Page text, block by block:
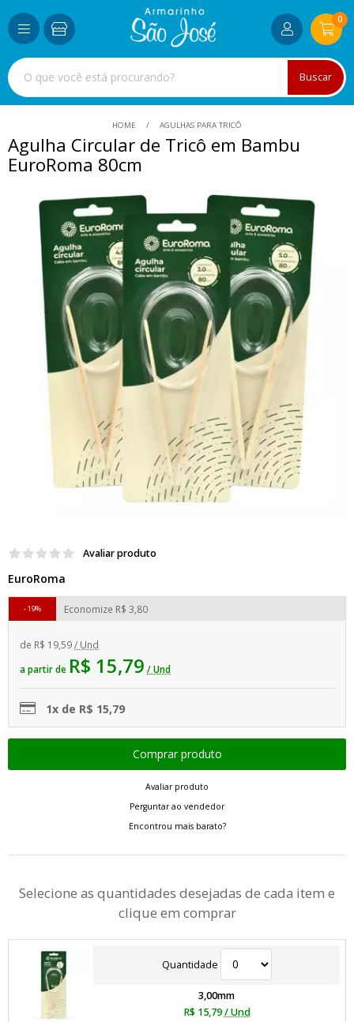
Buscar
0
HOME AGULHAS PARA TRICÔ
Agulha Circular de Tricô em Bambu
EuroRoma 80cm
Avaliar produto
EuroRoma
de R$ 19,59/ Und
a partir de R$ 15,79 / Und
Economize R$ 3,80
19%
1x de R$ 15,79
Avaliar produto
Perguntar ao vendedor
Encontrou mais barato?
Selecione as quantidades desejadas de cada item e
clique em comprar
Quantidade
3,00mm
R$ 15,79 / Und